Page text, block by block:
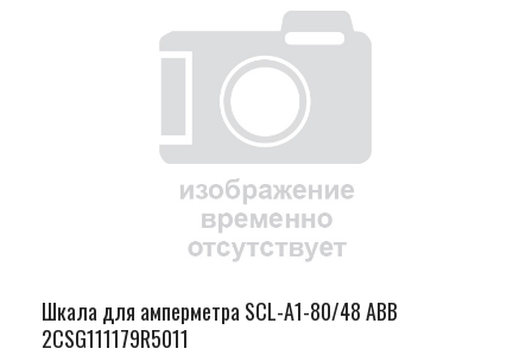
Шкала для амперметра SCL-A1-80/48 ABB
2CSG111179R5011